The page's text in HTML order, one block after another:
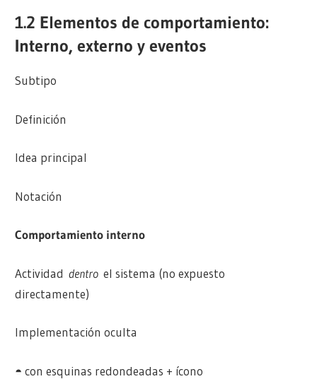
1.2 Elementos de comportamiento:
Interno, externo y eventos
Subtipo
Definición
Idea principal
Notación
Comportamiento interno
Actividaddentro el sistema (no expuesto
directamente)
Implementación oculta
◓ con esquinas redondeadas + ícono